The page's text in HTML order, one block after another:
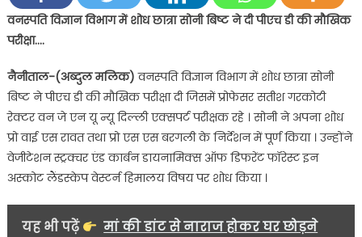
इस
छात्रा
पीएच
डी
की
मौखिक
परीक्षा…..
वनस्पति विज्ञान विभाग में शोध छात्रा सोनी बिष्ट ने दी पीएच डी की मौखिक
परीक्षा….
नैनीताल-(अब्दुल मलिक) वनस्पति विज्ञान विभाग में शोध छात्रा सोनी
बिष्ट ने पीएच डी की मौखिक परीक्षा दी जिसमें प्रोफेसर सतीश गरकोटी
रेक्टर वन जे एन यू न्यू दिल्ली एक्सपर्ट परीक्षक रहे । सोनी ने अपना शोध
प्रो वाई एस रावत तथा प्रो एस एस बरगली के निर्देशन में पूर्ण किया । उन्होंने
वेजीटेशन स्ट्रक्चर एंड कार्बन डायनामिक्स ऑफ डिफरेंट फॉरेस्ट इन
अस्कोट लैंडस्केप वेस्टर्न हिमालय विषय पर शोध किया ।
यह भी पढ़ें
मां की डांट से नाराज होकर घर छोड़ने